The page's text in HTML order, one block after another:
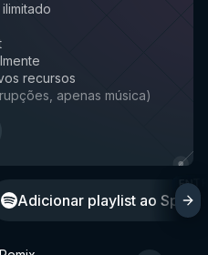
recursos
apenas música)
Adicionar playlist ao